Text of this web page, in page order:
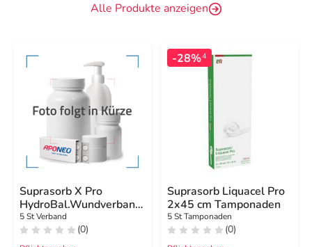
Alle Produkte anzeigen
Suprasorb X Pro
HydroBal.Wundverband
9x9 cm steril
5 St Verband
(0)
-28%4
Suprasorb Liquacel Pro
2x45 cm Tamponaden
5 St Tamponaden
(0)